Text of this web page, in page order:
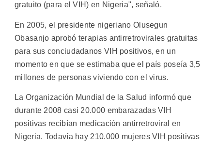
gratuito (para el VIH) en Nigeria", señaló.
En 2005, el presidente nigeriano Olusegun
Obasanjo aprobó terapias antirretrovirales gratuitas
para sus conciudadanos VIH positivos, en un
momento en que se estimaba que el país poseía 3,5
millones de personas viviendo con el virus.
La Organización Mundial de la Salud informó que
durante 2008 casi 20.000 embarazadas VIH
positivas recibían medicación antirretroviral en
Nigeria. Todavía hay 210.000 mujeres VIH positivas